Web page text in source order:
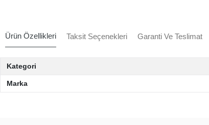
Ürün Özellikleri Taksit Seçenekleri Garanti Ve Teslimat
Kategori
Marka